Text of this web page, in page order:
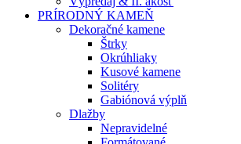
PRÍRODNÝ KAMEŇ
Dekoračné kamene
Štrky
Okrúhliaky
Kusové kamene
Solitéry
Gabiónová výplň
Dlažby
Nepravidelné